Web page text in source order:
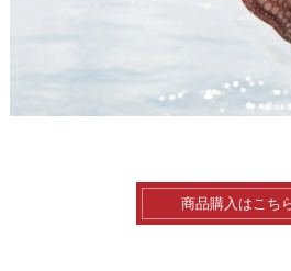
商品購入はこち